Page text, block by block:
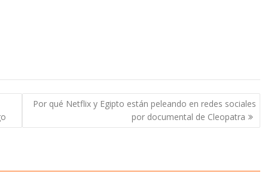
Por qué Netflix y Egipto están peleando en redes sociales
por documental de Cleopatra